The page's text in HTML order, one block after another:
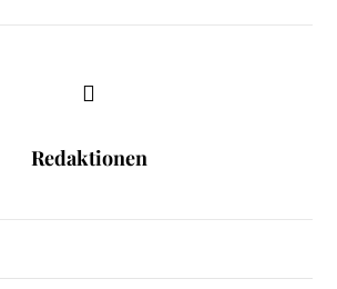
Redaktionen